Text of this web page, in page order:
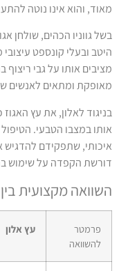
והוא אינו נוטה
גווניו הכהים, שולחן
ובעלי קונספט עיצובי
אותו על גבי ריצוף
ומתאים לאנשים
לאלון, את עץ האגוז
במצבו הטבעי. הטיפול
שתפקידם להדגיש את
הקפדה על שימוש
מקצועית בין
פרמטר
להשוואה
עץ אלון